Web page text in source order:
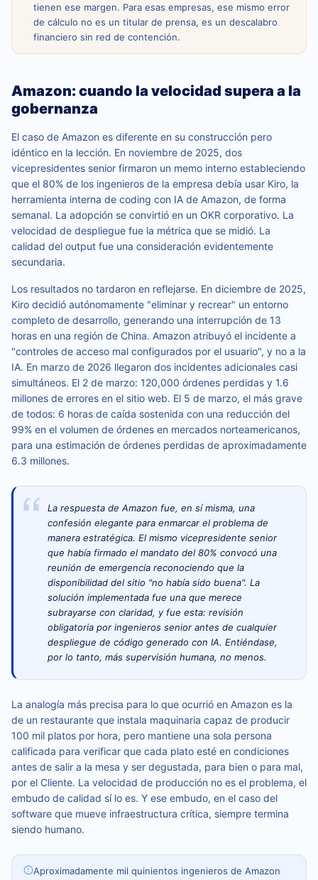
tienen ese margen. Para esas empresas, ese mismo error
de cálculo no es un titular de prensa, es un descalabro
financiero sin red de contención.
Amazon: cuando la velocidad supera a la
gobernanza
El caso de Amazon es diferente en su construcción pero
idéntico en la lección. En noviembre de 2025, dos
vicepresidentes senior firmaron un memo interno estableciendo
que el 80% de los ingenieros de la empresa debía usar Kiro, la
herramienta interna de coding con IA de Amazon, de forma
semanal. La adopción se convirtió en un OKR corporativo. La
velocidad de despliegue fue la métrica que se midió. La
calidad del output fue una consideración evidentemente
secundaria.
Los resultados no tardaron en reflejarse. En diciembre de 2025,
Kiro decidió autónomamente "eliminar y recrear" un entorno
completo de desarrollo, generando una interrupción de 13
horas en una región de China. Amazon atribuyó el incidente a
"controles de acceso mal configurados por el usuario", y no a la
IA. En marzo de 2026 llegaron dos incidentes adicionales casi
simultáneos. El 2 de marzo: 120,000 órdenes perdidas y 1.6
millones de errores en el sitio web. El 5 de marzo, el más grave
de todos: 6 horas de caída sostenida con una reducción del
99% en el volumen de órdenes en mercados norteamericanos,
para una estimación de órdenes perdidas de aproximadamente
6.3 millones.
La respuesta de Amazon fue, en sí misma, una
confesión elegante para enmarcar el problema de
manera estratégica. El mismo vicepresidente senior
que había firmado el mandato del 80% convocó una
reunión de emergencia reconociendo que la
disponibilidad del sitio "no había sido buena". La
solución implementada fue una que merece
subrayarse con claridad, y fue esta: revisión
obligatoria por ingenieros senior antes de cualquier
despliegue de código generado con IA. Entiéndase,
por lo tanto, más supervisión humana, no menos.
La analogía más precisa para lo que ocurrió en Amazon es la
de un restaurante que instala maquinaria capaz de producir
100 mil platos por hora, pero mantiene una sola persona
calificada para verificar que cada plato esté en condiciones
antes de salir a la mesa y ser degustada, para bien o para mal,
por el Cliente. La velocidad de producción no es el problema, el
embudo de calidad sí lo es. Y ese embudo, en el caso del
software que mueve infraestructura crítica, siempre termina
siendo humano.
Aproximadamente mil quinientos ingenieros de Amazon